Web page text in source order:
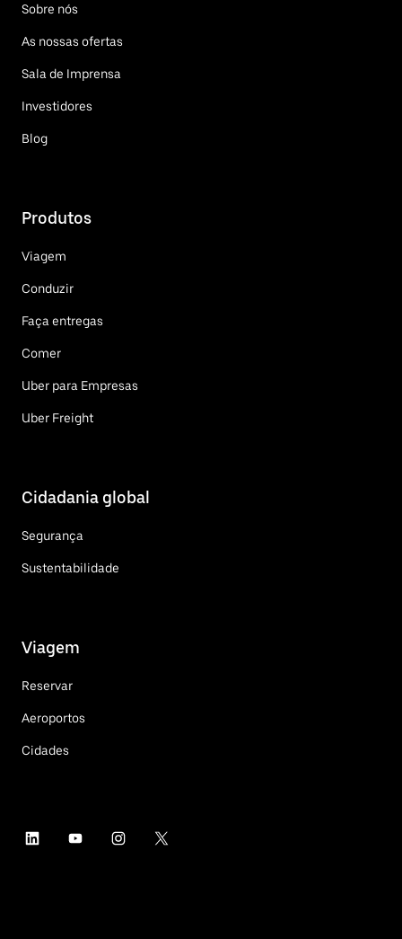
Sobre nós
As nossas ofertas
Sala de Imprensa
Investidores
Blog
Produtos
Viagem
Conduzir
Faça entregas
Comer
Uber para Empresas
Uber Freight
Cidadania global
Segurança
Sustentabilidade
Viagem
Reservar
Aeroportos
Cidades